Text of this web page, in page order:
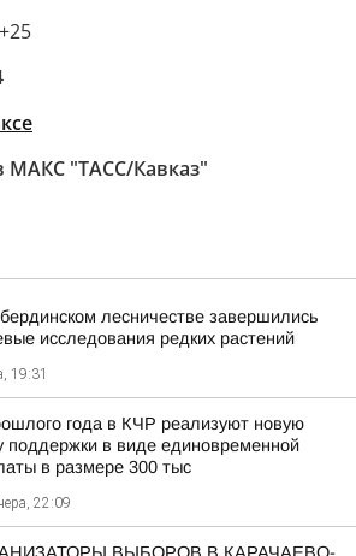
МАКС "ТАСС/Кавказ"
лесничестве завершились
исследования редких растений
19:31
года в КЧР реализуют новую
поддержки в виде единовременной
в размере 300 тыс
22:09